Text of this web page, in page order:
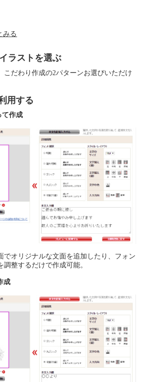
みる
ラストを選ぶ
こだわり作成の2パターンお選びいただけ
用する
て作成
でオリジナルな文面を追加したり、フォン
調整するだけで作成可能。
成